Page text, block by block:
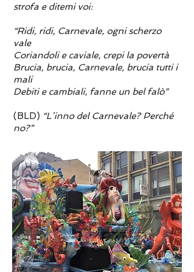
strofa e ditemi voi:
“Ridi, ridi, Carnevale, ogni scherzo
vale
Coriandoli e caviale, crepi la povertà
Brucia, brucia, Carnevale, brucia tutti i
mali
Debiti e cambiali, fanne un bel falò”
(BLD) “L’inno del Carnevale? Perché
no?”